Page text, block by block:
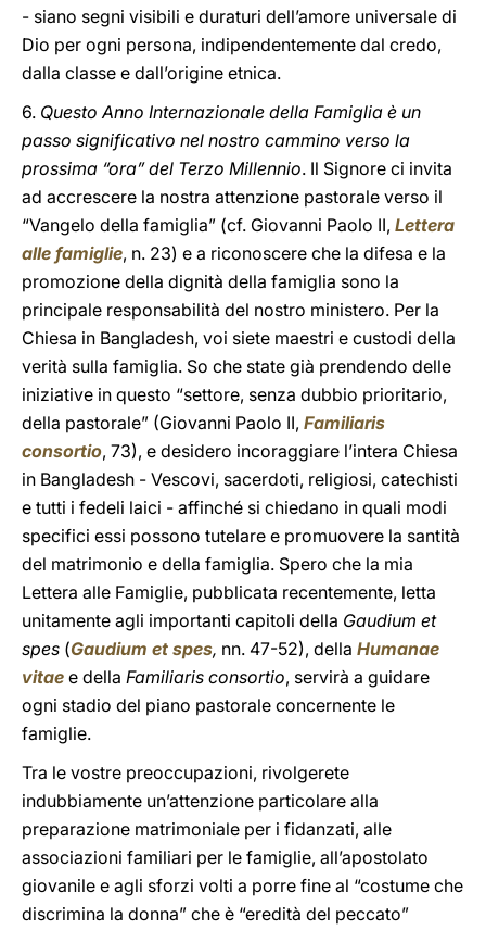
- siano segni visibili e duraturi dell’amore universale di
Dio per ogni persona, indipendentemente dal credo,
dalla classe e dall’origine etnica.
6. Questo Anno Internazionale della Famiglia è un
passo significativo nel nostro cammino verso la
prossima “ora” del Terzo Millennio. Il Signore ci invita
ad accrescere la nostra attenzione pastorale verso il
“Vangelo della famiglia” (cf. Giovanni Paolo II, Lettera
alle famiglie, n. 23) e a riconoscere che la difesa e la
promozione della dignità della famiglia sono la
principale responsabilità del nostro ministero. Per la
Chiesa in Bangladesh, voi siete maestri e custodi della
verità sulla famiglia. So che state già prendendo delle
iniziative in questo “settore, senza dubbio prioritario,
della pastorale” (Giovanni Paolo II, Familiaris
consortio, 73), e desidero incoraggiare l’intera Chiesa
in Bangladesh - Vescovi, sacerdoti, religiosi, catechisti
e tutti i fedeli laici - affinché si chiedano in quali modi
specifici essi possono tutelare e promuovere la santità
del matrimonio e della famiglia. Spero che la mia
Lettera alle Famiglie, pubblicata recentemente, letta
unitamente agli importanti capitoli della Gaudium et
spes (Gaudium et spes, nn. 47-52), della Humanae
vitae e della Familiaris consortio, servirà a guidare
ogni stadio del piano pastorale concernente le
famiglie.
Tra le vostre preoccupazioni, rivolgerete
indubbiamente un’attenzione particolare alla
preparazione matrimoniale per i fidanzati, alle
associazioni familiari per le famiglie, all’apostolato
giovanile e agli sforzi volti a porre fine al “costume che
discrimina la donna” che è “eredità del peccato”